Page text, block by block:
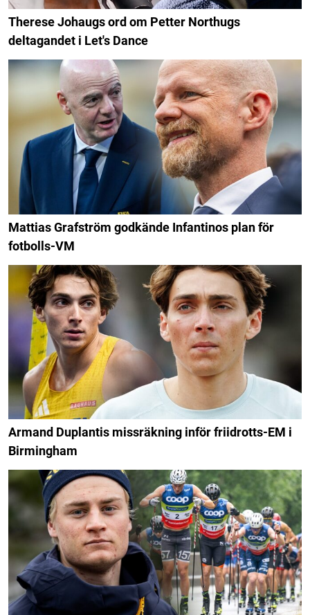
Therese Johaugs ord om Petter Northugs
deltagandet i Let's Dance
Mattias Grafström godkände Infantinos plan för
fotbolls-VM
Armand Duplantis missräkning inför friidrotts-EM i
Birmingham